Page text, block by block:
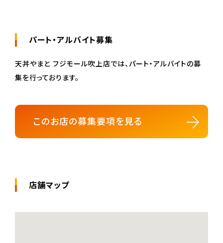
パート・アルバイト募集
天丼やまと フジモール吹上店では、パート・アルバイトの募
集を行っております。
このお店の募集要項を見る
店舗マップ